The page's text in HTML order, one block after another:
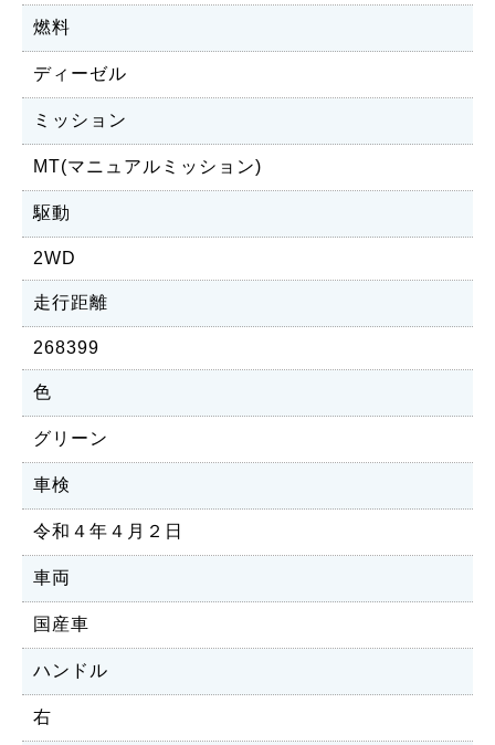
燃料
ディーゼル
ミッション
MT(マニュアルミッション)
駆動
2WD
走行距離
268399
色
グリーン
車検
令和４年４月２日
車両
国産車
ハンドル
右